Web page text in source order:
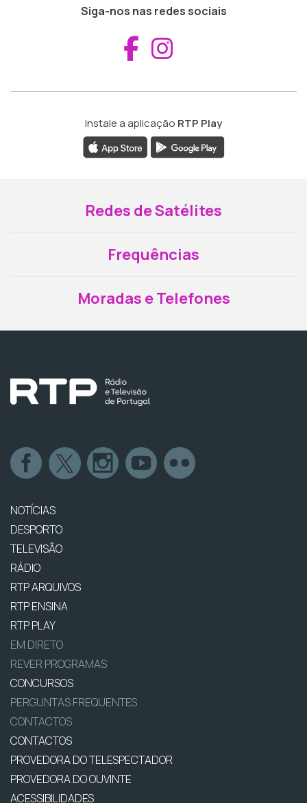
Siga-nos nas redes sociais
Aceder ao
Instale a aplicação RTP Play
Redes de Satélites
Frequências
Moradas e Telefones
NOTÍCIAS
DESPORTO
TELEVISÃO
RÁDIO
RTP ARQUIVOS
RTP ENSINA
RTP PLAY
EM DIRETO
REVER PROGRAMAS
CONCURSOS
PERGUNTAS FREQUENTES
CONTACTOS
CONTACTOS
PROVEDORA DO TELESPECTADOR
PROVEDORA DO OUVINTE
ACESSIBILIDADES